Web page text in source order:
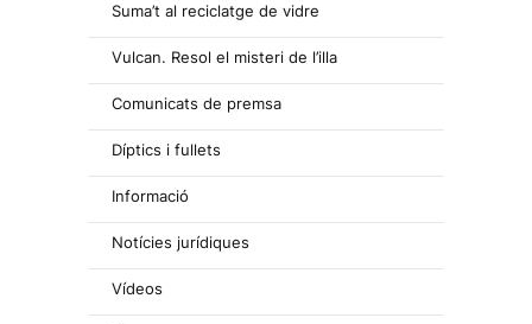
Suma’t al reciclatge de vidre
Vulcan. Resol el misteri de l’illa
Comunicats de premsa
Díptics i fullets
Informació
Notícies jurídiques
Vídeos